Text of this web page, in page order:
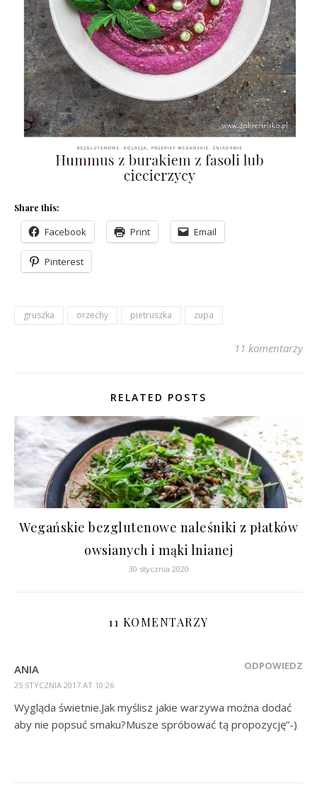
Share this:
Facebook Print Email
Pinterest
gruszka orzechy pietruszka zupa
11 komentarzy
RELATED POSTS
Wegańskie bezglutenowe naleśniki z płatków
owsianych i mąki lnianej
30 stycznia 2020
11 KOMENTARZY
ANIA
25 STYCZNIA 2017 AT 10:26
ODPOWIEDZ
Wygląda świetnie.Jak myślisz jakie warzywa można dodać
aby nie popsuć smaku?Musze spróbować tą propozycję”-)